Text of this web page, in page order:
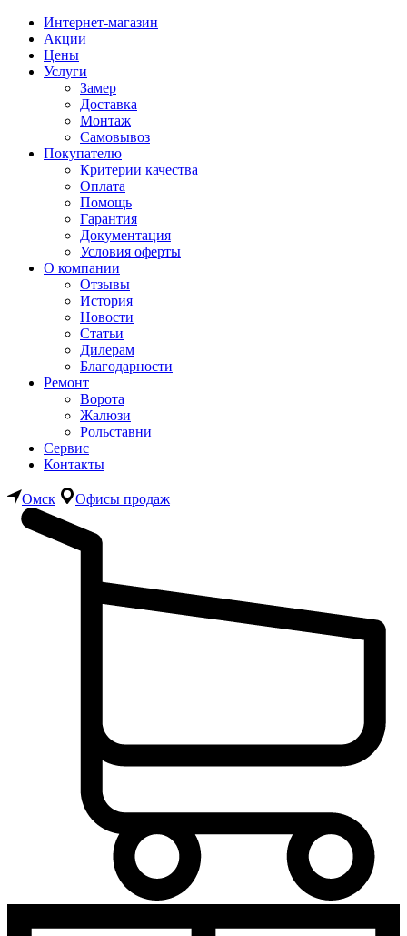
Интернет-магазин
Акции
Цены
Услуги
Замер
Доставка
Монтаж
Самовывоз
Покупателю
Критерии качества
Оплата
Помощь
Гарантия
Документация
Условия оферты
О компании
Отзывы
История
Новости
Статьи
Дилерам
Благодарности
Ремонт
Ворота
Жалюзи
Рольставни
Сервис
Контакты
Омск Офисы продаж